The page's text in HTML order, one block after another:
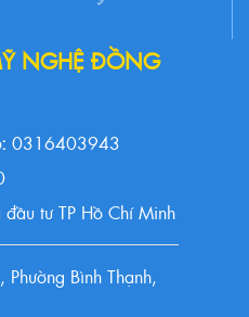
NGHỆ ĐỒNG
0316403943
tư TP Hồ Chí Minh
Bình Thạnh,